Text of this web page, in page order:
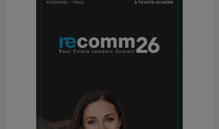
mit bis zu 50 Prozent bezuschusst, bleiben reine
Klimageräte in der Bundesförderung
Forderung nach wohnrechtlicher